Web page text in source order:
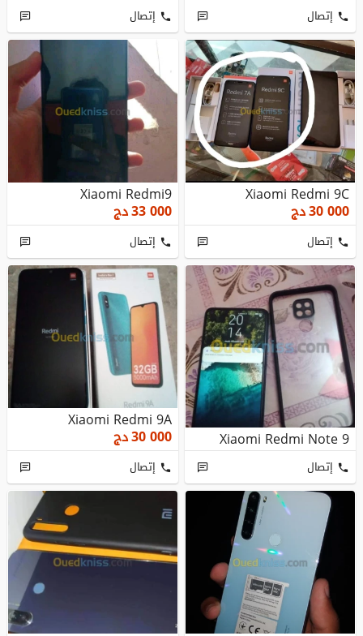
إتصال إتصال
Xiaomi Redmi 9C
30 000دج
إتصال
Xiaomi Redmi9
33 000دج
إتصال
Xiaomi Redmi Note 9
إتصال
Xiaomi Redmi 9A
30 000دج
إتصال